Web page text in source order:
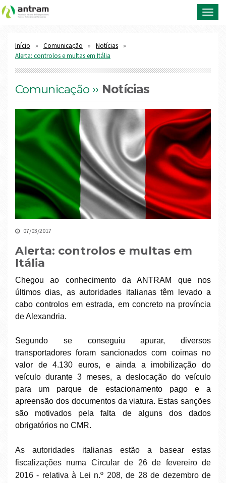
Início Comunicação
Notícias
Alerta: controlos e multas em Itália
Comunicação ›› Notícias
07/03/2017
Alerta: controlos e multas em
Itália
Chegou ao conhecimento da ANTRAM que nos
últimos dias, as autoridades italianas têm levado a
cabo controlos em estrada, em concreto na província
de Alexandria.
Segundo se conseguiu apurar, diversos
transportadores foram sancionados com coimas no
valor de 4.130 euros, e ainda a imobilização do
veículo durante 3 meses, a deslocação do veículo
para um parque de estacionamento pago e a
apreensão dos documentos da viatura. Estas sanções
são motivados pela falta de alguns dos dados
obrigatórios no CMR.
As autoridades italianas estão a basear estas
fiscalizações numa Circular de 26 de fevereiro de
2016 - relativa à Lei n.º 208, de 28 de dezembro de